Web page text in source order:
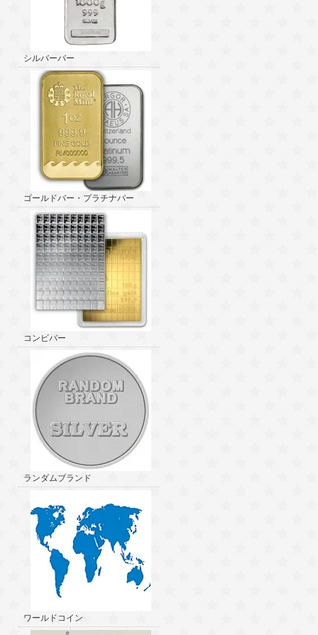
シルバーバー
ゴールドバー・プラチナバー
コンビバー
ランダムブランド
ワールドコイン